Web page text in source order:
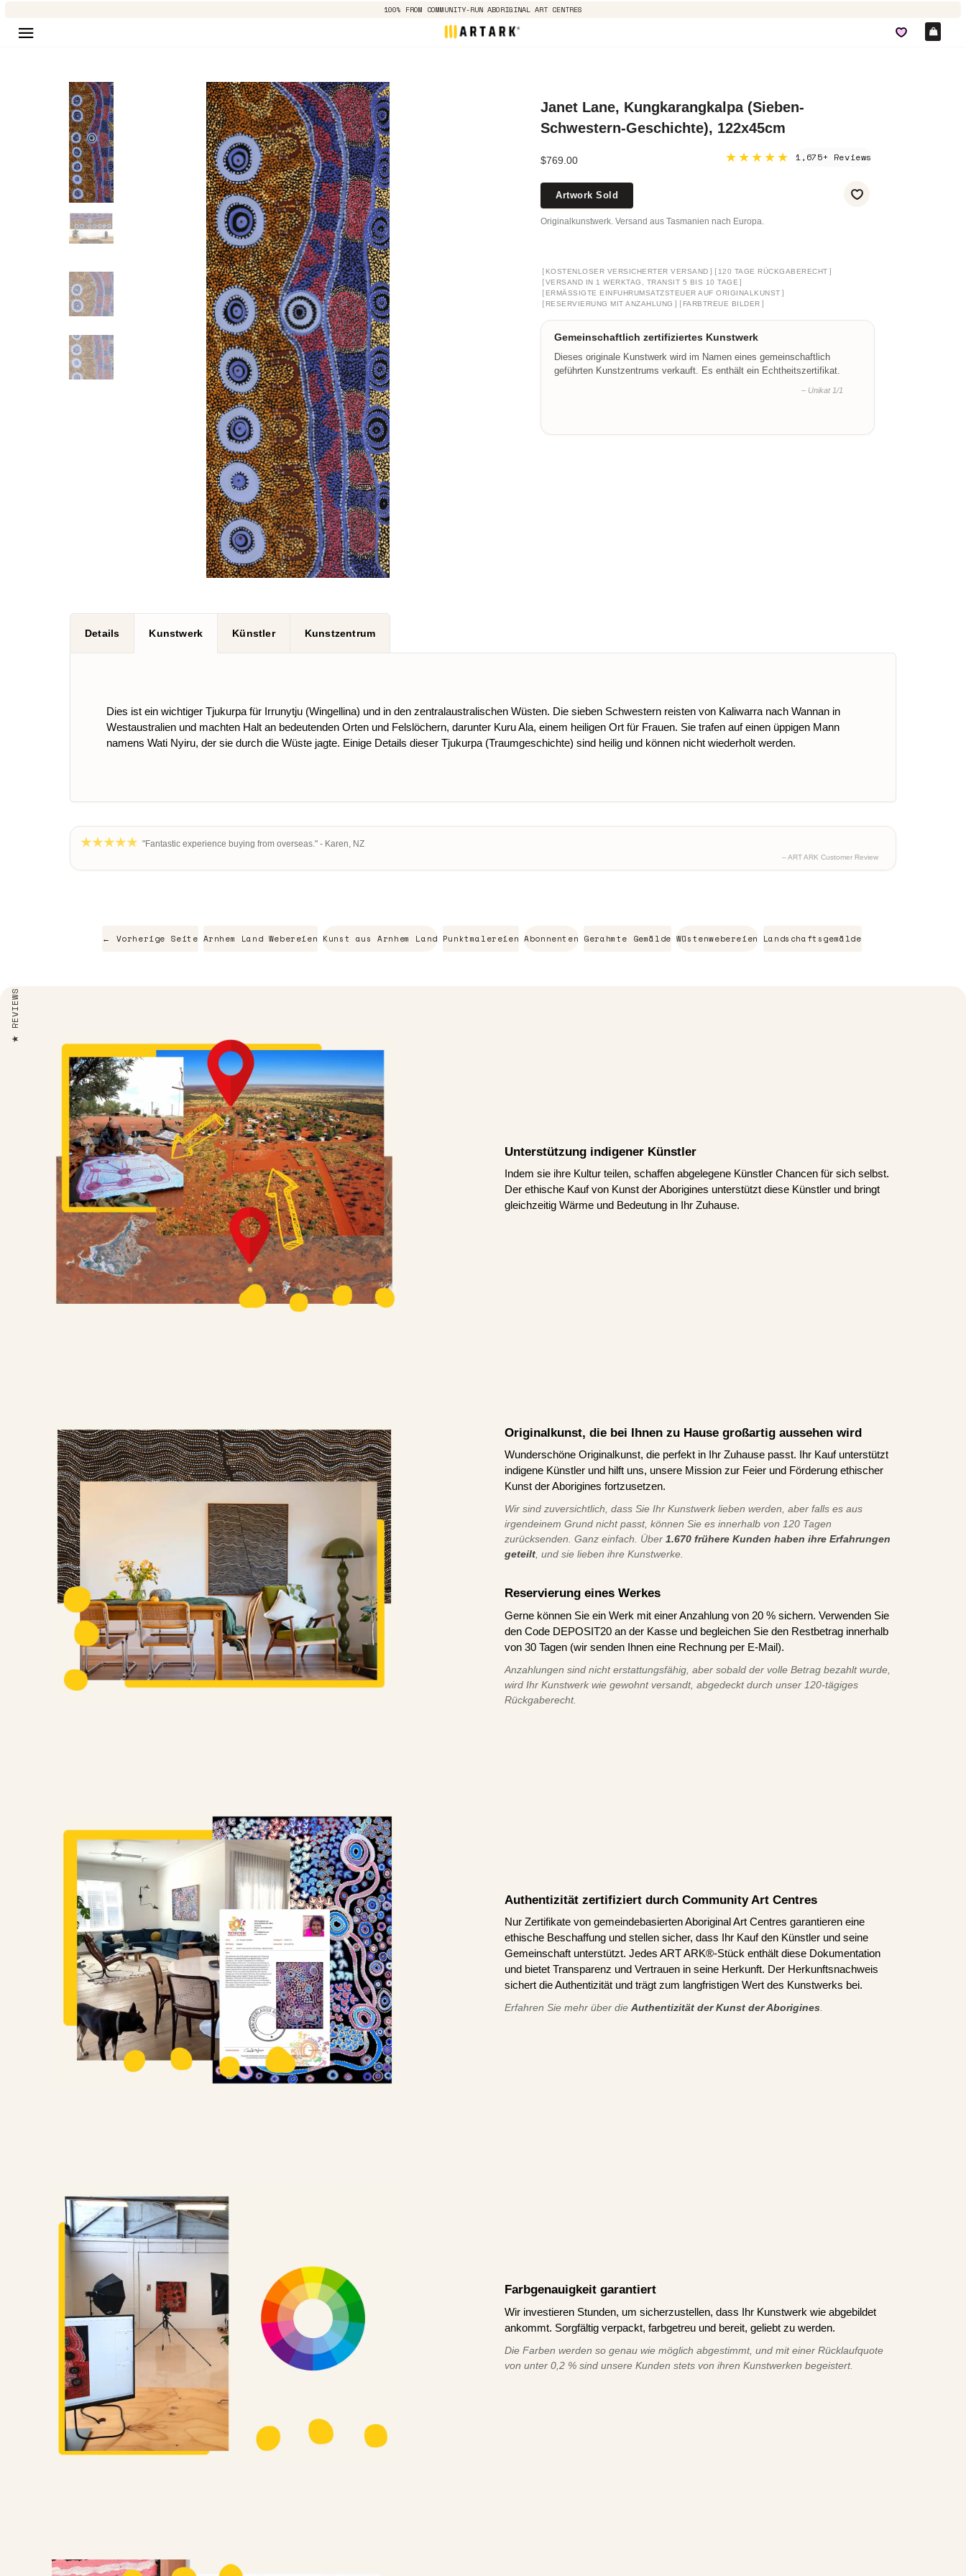
100% FROM COMMUNITY-RUN ABORIGINAL ART CENTRES
Janet Lane, Kungkarangkalpa (Sieben-
Schwestern-Geschichte), 122x45cm
$769.00 ★★★★★ 1,675+ Reviews
Artwork Sold
Originalkunstwerk. Versand aus Tasmanien nach Europa.
[ KOSTENLOSER VERSICHERTER VERSAND ] [ 120 TAGE RÜCKGABERECHT ]
[VERSAND IN 1 WERKTAG, TRANSIT 5 BIS 10 TAGE ]
[ ERMÄSSIGTE EINFUHRUMSATZSTEUER AUF ORIGINALKUNST
]
[ RESERVIERUNG MIT ANZAHLUNG ] [ FARBTREUE BILDER ]
Gemeinschaftlich zertifiziertes Kunstwerk
Dieses originale Kunstwerk wird im Namen eines gemeinschaftlich
geführten Kunstzentrums verkauft. Es enthält ein Echtheitszertifikat.
– Unikat 1/1
Details Kunstwerk Künstler Kunstzentrum
Dies ist ein wichtiger Tjukurpa für Irrunytju (Wingellina) und in den zentralaustralischen Wüsten. Die sieben Schwestern reisten von Kaliwarra nach Wannan in
Westaustralien und machten Halt an bedeutenden Orten und Felslöchern, darunter Kuru Ala, einem heiligen Ort für Frauen. Sie trafen auf einen üppigen Mann
namens Wati Nyiru, der sie durch die Wüste jagte. Einige Details dieser Tjukurpa (Traumgeschichte) sind heilig und können nicht wiederholt werden.
"Fantastic experience buying from overseas." - Karen, NZ
– ART ARK Customer Review
← Vorherige Seite Arnhem Land Webereien Kunst aus Arnhem Land Punktmalereien Abonnenten Gerahmte Gemälde Wüstenwebereien Landschaftsgemälde
Unterstützung indigener Künstler
Indem sie ihre Kultur teilen, schaffen abgelegene Künstler Chancen für sich selbst.
Der ethische Kauf von Kunst der Aborigines unterstützt diese Künstler und bringt
gleichzeitig Wärme und Bedeutung in Ihr Zuhause.
Originalkunst, die bei Ihnen zu Hause großartig aussehen wird
Wunderschöne Originalkunst, die perfekt in Ihr Zuhause passt. Ihr Kauf unterstützt
indigene Künstler und hilft uns, unsere Mission zur Feier und Förderung ethischer
Kunst der Aborigines fortzusetzen.
Wir sind zuversichtlich, dass Sie Ihr Kunstwerk lieben werden, aber falls es aus
irgendeinem Grund nicht passt, können Sie es innerhalb von 120 Tagen
zurücksenden. Ganz einfach. Über 1.670 frühere Kunden haben ihre Erfahrungen
geteilt, und sie lieben ihre Kunstwerke.
Reservierung eines Werkes
Gerne können Sie ein Werk mit einer Anzahlung von 20 % sichern. Verwenden Sie
den Code DEPOSIT20 an der Kasse und begleichen Sie den Restbetrag innerhalb
von 30 Tagen (wir senden Ihnen eine Rechnung per E-Mail).
Anzahlungen sind nicht erstattungsfähig, aber sobald der volle Betrag bezahlt wurde,
wird Ihr Kunstwerk wie gewohnt versandt, abgedeckt durch unser 120-tägiges
Rückgaberecht.
Authentizität zertifiziert durch Community Art Centres
Nur Zertifikate von gemeindebasierten Aboriginal Art Centres garantieren eine
ethische Beschaffung und stellen sicher, dass Ihr Kauf den Künstler und seine
Gemeinschaft unterstützt. Jedes ART ARK®-Stück enthält diese Dokumentation
und bietet Transparenz und Vertrauen in seine Herkunft. Der Herkunftsnachweis
sichert die Authentizität und trägt zum langfristigen Wert des Kunstwerks bei.
Erfahren Sie mehr über die Authentizität der Kunst der Aborigines.
Farbgenauigkeit garantiert
Wir investieren Stunden, um sicherzustellen, dass Ihr Kunstwerk wie abgebildet
ankommt. Sorgfältig verpackt, farbgetreu und bereit, geliebt zu werden.
Die Farben werden so genau wie möglich abgestimmt, und mit einer Rücklaufquote
von unter 0,2 % sind unsere Kunden stets von ihren Kunstwerken begeistert.
REVIEWS